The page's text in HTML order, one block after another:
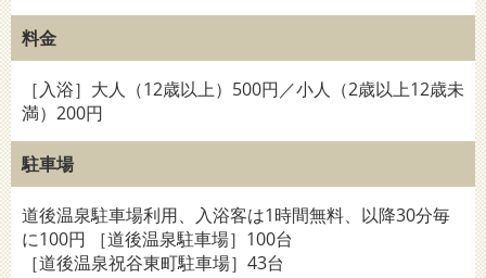
料金
［入浴］大人（12歳以上）500円／小人（2歳以上12歳未
満）200円
駐車場
道後温泉駐車場利用、入浴客は1時間無料、以降30分毎
に100円 ［道後温泉駐車場］100台
［道後温泉祝谷東町駐車場］43台